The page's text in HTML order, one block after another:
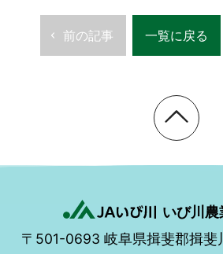
前の記事 一覧に戻る
いび川
〒501-0693 岐阜県揖斐郡揖斐